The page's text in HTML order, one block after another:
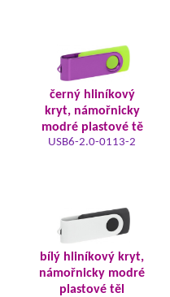
černý hliníkový
kryt, námořnicky
modré plastové tě
USB6-2.0-0113-2
bílý hliníkový kryt,
námořnicky modré
plastové těl